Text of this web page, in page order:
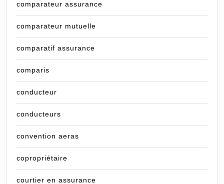
comparateur assurance
comparateur mutuelle
comparatif assurance
comparis
conducteur
conducteurs
convention aeras
copropriétaire
courtier en assurance